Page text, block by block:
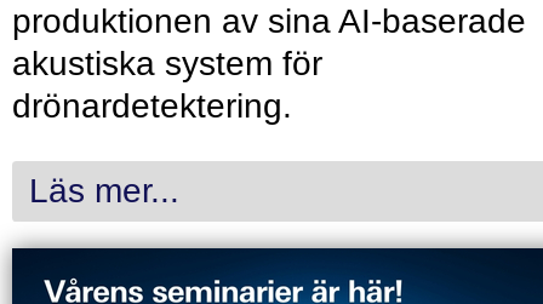
produktionen av sina AI-baserade
akustiska system för
drönardetektering.
Läs mer...